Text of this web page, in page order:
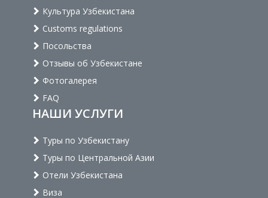
Культура Узбекистана
Customs regulations
Посольства
Отзывы об Узбекистане
Фотогалерея
FAQ
НАШИ УСЛУГИ
Туры по Узбекистану
Туры по Центральной Азии
Отели Узбекистана
Виза